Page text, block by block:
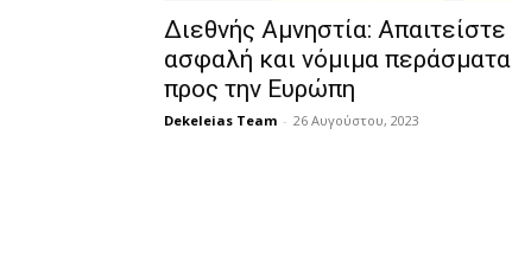
Διεθνής Αμνηστία: Απαιτείστε
ασφαλή και νόμιμα περάσματα
προς την Ευρώπη
Dekeleias Team - 26 Αυγούστου, 2023